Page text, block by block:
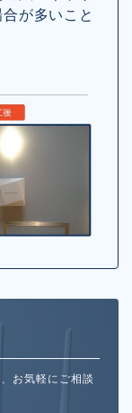
が多いこと
お気軽にご相談